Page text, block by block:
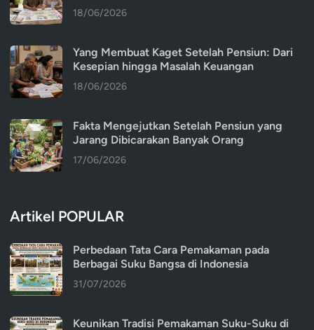
18/06/2026
Yang Membuat Kaget Setelah Pensiun: Dari
Kesepian hingga Masalah Keuangan
18/06/2026
Fakta Mengejutkan Setelah Pensiun yang
Jarang Dibicarakan Banyak Orang
17/06/2026
Artikel POPULAR
Perbedaan Tata Cara Pemakaman pada
Berbagai Suku Bangsa di Indonesia
31/07/2026
Keunikan Tradisi Pemakaman Suku-Suku di